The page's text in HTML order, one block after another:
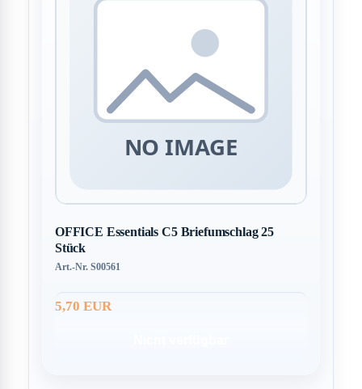
OFFICE Essentials C5 Briefumschlag 25
Stück
Art.-Nr. S00561
5,70 EUR